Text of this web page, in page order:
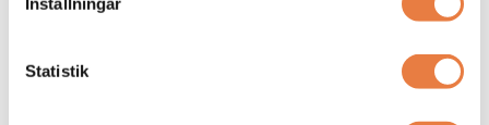
Statistik
/ TN-S nät) och isolerat nät (IT-nät)